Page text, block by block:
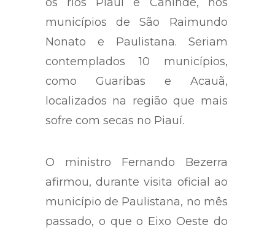
municípios de São Raimundo
Nonato e Paulistana. Seriam
contemplados 10 municípios,
como Guaribas e Acauã,
localizados na região que mais
sofre com secas no Piauí.
O ministro Fernando Bezerra
afirmou, durante visita oficial ao
município de Paulistana, no mês
passado, o que o Eixo Oeste do